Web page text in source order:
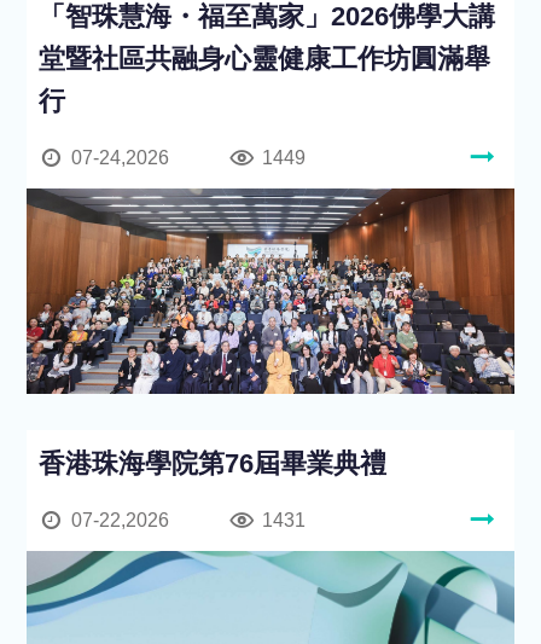
「智珠慧海・福至萬家」2026佛學大講
堂暨社區共融身心靈健康工作坊圓滿舉
行
07-24,2026 1449
香港珠海學院第76屆畢業典禮
07-22,2026 1431